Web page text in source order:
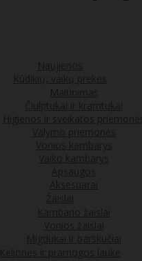
Naujienos
Kūdikių, vaikų prekės
Maitinimas
Čiulptukai ir kramtukai
Higienos ir sveikatos priemonės
Valymo priemonės
Vonios kambarys
Vaiko kambarys
Apsaugos
Aksesuarai
Žaislai
Kambario žaislai
Vonios žaislai
Migdukai ir barškučiai
Kelionės ir pramogos lauke